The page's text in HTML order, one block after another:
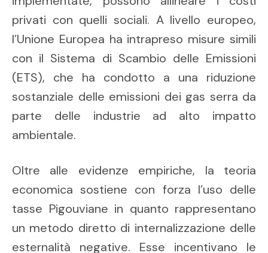
privati con quelli sociali. A livello europeo,
l’Unione Europea ha intrapreso misure simili
con il Sistema di Scambio delle Emissioni
(ETS), che ha condotto a una riduzione
sostanziale delle emissioni dei gas serra da
parte delle industrie ad alto impatto
ambientale.
Oltre alle evidenze empiriche, la teoria
economica sostiene con forza l’uso delle
tasse Pigouviane in quanto rappresentano
un metodo diretto di internalizzazione delle
esternalità negative. Esse incentivano le